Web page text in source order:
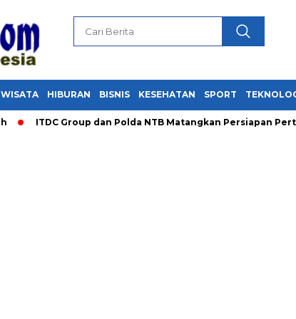
WISATA HIBURAN BISNIS KESEHATAN SPORT
ITDC Group dan Polda NTB Matangkan Persiapan